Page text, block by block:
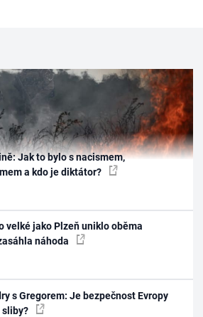
Jak to bylo s nacismem,
a kdo je diktátor?
velké jako Plzeň uniklo oběma
náhoda
s Gregorem: Je bezpečnost Evropy
sliby?